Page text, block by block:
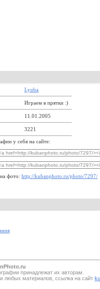
Lyuba
Играем в прятки :)
11.01.2005
3221
у себя на сайте:
фото: http://kubanphoto.ru/photo/7297/
принадлежат их авторам.
любых материалов, ссылка на сайт